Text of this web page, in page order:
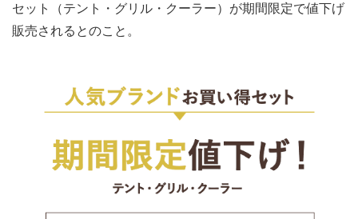
セット（テント・グリル・クーラー）が期間限定で値下げ
販売されるとのこと。